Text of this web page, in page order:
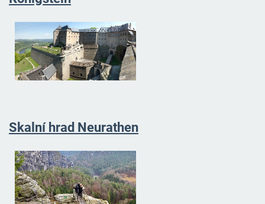
Skalní hrad Neurathen